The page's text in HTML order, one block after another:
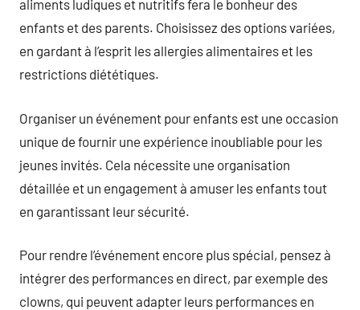
aliments ludiques et nutritifs fera le bonheur des
enfants et des parents. Choisissez des options variées,
en gardant à l’esprit les allergies alimentaires et les
restrictions diététiques.
Organiser un événement pour enfants est une occasion
unique de fournir une expérience inoubliable pour les
jeunes invités. Cela nécessite une organisation
détaillée et un engagement à amuser les enfants tout
en garantissant leur sécurité.
Pour rendre l’événement encore plus spécial, pensez à
intégrer des performances en direct, par exemple des
clowns, qui peuvent adapter leurs performances en